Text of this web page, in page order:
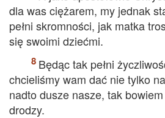
dla was ciężarem, my jednak
pełni skromności, jak matka
się swoimi dziećmi.
Będąc tak pełni
chcieliśmy wam dać nie tylko
nadto dusze nasze, tak
drodzy.